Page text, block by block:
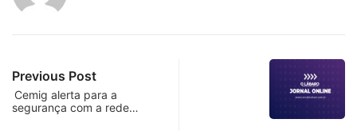
Previous Post
Cemig alerta para a
segurança com a rede…